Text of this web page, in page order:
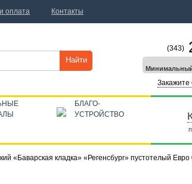
«Баварская кладка» «Регенсбург» пустотелый
Найти
(343)
Минимальный
Закажите
БЛАГО-
УСТРОЙСТВО
оплата Контакты